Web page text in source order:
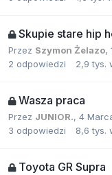
Skupie stare hip
Przez Szymon Żelazo,
2 odpowiedzi 2,9 tys.
Wasza praca
Przez JUNIOR., 4
3 odpowiedzi 8,6 tys.
Toyota GR Supra